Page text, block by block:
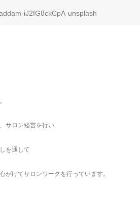
iJ2IG8ckCpA-unsplash
サロン経営を行い
を通して
がけてサロンワークを行っています。